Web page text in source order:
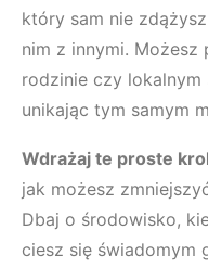
który sam nie
nim z innymi. Możesz
rodzinie czy
unikając tym samym
Wdrażaj te proste
jak możesz
Dbaj o środowisko,
ciesz się świadomym